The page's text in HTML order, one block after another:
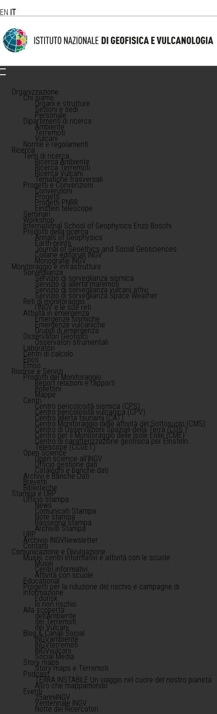
EN IT
Organizzazione
Chi siamo
Organi e strutture
Sezioni e sedi
Personale
Dipartimenti di ricerca
Ambiente
Terremoti
Vulcani
Norme e regolamenti
Ricerca
Temi di ricerca
Ricerca Ambiente
Ricerca Terremoti
Ricerca Vulcani
Tematiche trasversali
Progetti e Convenzioni
Convenzioni
Progetti
Progetti PNRR
Einstein telescope
Seminari
Workshop
International School of Geophysics Enzo Boschi
Prodotti della ricerca
Annals of Geophysics
Earth-prints
Journal of Geoethics and Social Geosciences
Collane editoriali INGV
Monografie INGV
Monitoraggio e infrastrutture
Sorveglianza
Servizio di sorveglianza sismica
Servizio di allerta maremoti
Servizio di sorveglianza vulcani attivi
Servizio di sorveglianza Space Weather
Reti di monitoraggio
l'INGV e le sue reti
Attività in emergenza
Emergenze sismiche
Emergenze vulcaniche
Gruppi di emergenza
Osservatori Geofisici
Osservatori strumentali
Laboratori
Centri di calcolo
Epos
Emso
Risorse e Servizi
Prodotti del Monitoraggio
Report relazioni e rapporti
Bollettini
Mappe
Centri
Centro pericolosità sismica (CPS)
Centro pericolosità vulcanica (CPV)
Centro allerta tsunami (CAT)
Centro Monitoraggio delle attività del Sottosuolo (CMS)
Centro di Osservazioni Spaziali della Terra (COS )
Centro per il Monitoraggio delle Isole Eolie (CME)
Centro di caratterizzazione geofisica per Einstein
Telescope (CCGET)
Open Science
Open science all'INGV
Ufficio gestione dati
Cataloghi e banche dati
Archivi e Banche Dati
Brevetti
Biblioteche
Stampa e URP
Ufficio stampa
News
Comunicati Stampa
Note stampa
Rassegna stampa
Archivio Stampa
URP
Archivio INGVNewsletter
Contatti
Comunicazione e Divulgazione
Musei, centri informativi e attività con le scuole
Musei
Centri informativi
Attività con scuole
Educational
Progetti per la riduzione del rischio e campagne di
informazione
Edurisk
Io non rischio
Alla scoperta
dell'Ambiente
dei Terremoti
dei Vulcani
Blog & Canali Social
INGVambiente
INGVterremoti
INGVvulcani
Social Media
Story maps
Story maps e Terremoti
Podcast
TERRA INSTABILE Un viaggio nel cuore del nostro pianeta
Altro che mappamondo
Eventi
25anniINGV
Ventennale INGV
Notte dei Ricercatori